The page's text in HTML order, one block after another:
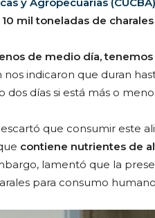
10 mil toneladas de
de medio día, tenemos
indicaron que duran
dos días si está más o
que consumir este
contiene nutrientes de
lamentó que la
para consumo